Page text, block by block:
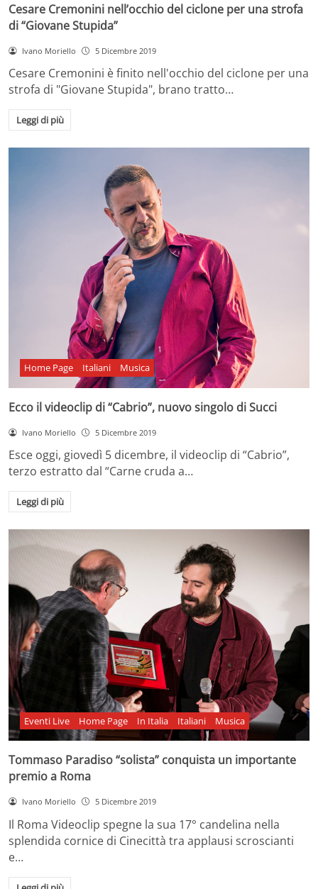
Cesare Cremonini nell’occhio del ciclone per una strofa
di “Giovane Stupida”
Ivano Moriello 5 Dicembre 2019
Cesare Cremonini è finito nell'occhio del ciclone per una
strofa di "Giovane Stupida", brano tratto…
Leggi di più
Home Page Italiani Musica
Ecco il videoclip di “Cabrio”, nuovo singolo di Succi
Ivano Moriello 5 Dicembre 2019
Esce oggi, giovedì 5 dicembre, il videoclip di “Cabrio”,
terzo estratto dal “Carne cruda a…
Leggi di più
Eventi Live Home Page In Italia Italiani Musica
Tommaso Paradiso “solista” conquista un importante
premio a Roma
Ivano Moriello 5 Dicembre 2019
Il Roma Videoclip spegne la sua 17° candelina nella
splendida cornice di Cinecittà tra applausi scroscianti
e…